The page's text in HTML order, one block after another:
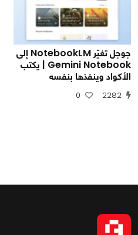
جوجل تغيّر NotebookLM إلى
Gemini Notebook | يكتب
الأكواد وينفذها بنفسه
2282
0